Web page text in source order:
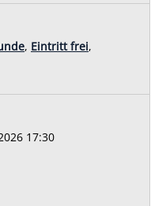
, Eintritt frei,
17:30